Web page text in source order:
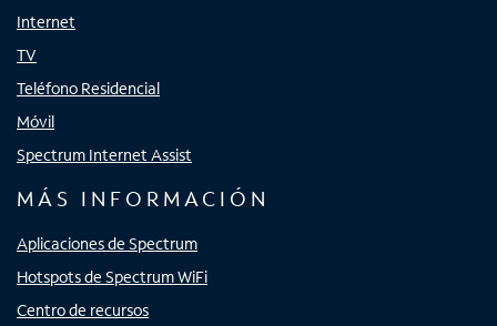
Internet
TV
Teléfono Residencial
Móvil
Spectrum Internet Assist
MÁS INFORMACIÓN
Aplicaciones de Spectrum
Hotspots de Spectrum WiFi
Centro de recursos